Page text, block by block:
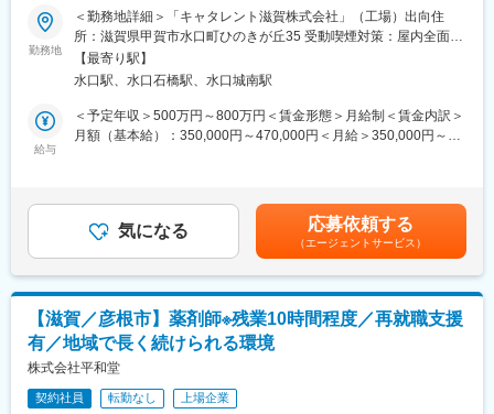
■特徴・魅力：
◎東証プライム上場の日本精化株式会社のグループ会社として同
社は「きれいをクリエイト」をスローガンに、洗浄・殺菌・消毒
など衛生に関する業務用製品と衛生管理システムを販売・提供し
ています。
中でも「アルボース石鹸液」のシェアは業界トップクラスを誇っ
くるのではなく設計から製造、検査、出荷に至る各工程で優れた
品質を生み出すものと考え、ハード、ソフトにわたる医薬品の生
産管理システムであるGMP、品質管理システムの国際標準規格で
◎長年、学校現場や給食センター、その他スーパーマーケット市
場等での手洗石鹸、洗浄剤のシェア5割以上を誇ることからその製
品力の高さを伺うことができます。
変更の範囲：会社の定める業務
★当社のポイント★
・グローバルにて80％以上のシェアを誇るソフトカプセル製剤の
製造メーカー！
・外資ながらも、落ち着いた社風です
・治験薬の梱包ラベリングのビジネスで、社員数も右肩上がりに
増員中！
勤務地：〒528-0068 滋賀県甲賀市水口町ひのきが丘35
事業内容：治験薬（臨床試験用医薬品）の包装・ラベリング
社の要件および関連当局の規制に沿った総合的な施設サービスを
提供する役割を担います。施設設備およびユーティリティに関す
る経験を活かして、トラブルシューティングや最適化を実施しま
す。
■詳細な業務内容：
勤務地
＜勤務地詳細＞「キャタレント滋賀株式会社」（工場）出向住
所：滋賀県甲賀市水口町ひのきが丘35 受動喫煙対策：屋内全面禁
煙変更の範囲：会社の定める事業所
【最寄り駅】
水口駅、水口石橋駅、水口城南駅
給与
＜予定年収＞500万円～800万円＜賃金形態＞月給制＜賃金内訳＞
月額（基本給）：350,000円～470,000円＜月給＞350,000円～
気になる 応募依頼する
（エージェントサービス）
【滋賀／彦根市】薬剤師※残業10時間程度／再就職支援
有／地域で長く続けられる環境
株式会社平和堂
契約社員 転勤なし 上場企業